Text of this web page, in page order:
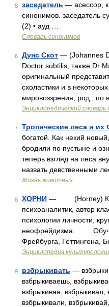
5 заседатель — асессор,
синонимов. заседатель
(2) • ауд …
Словарь синонимов
6 Дунс Скот — (Johannes
Doctor subtilis, также Dr
оригинальный
схоластики и в
мировоззрения, род., по
Энциклопедический
7 Тропические леса и их
богатой. Как некий
бродили по пустыне и
теперь взгляд на леса
назвать девственными
Жизнь животных
8 ХОРНИ — (Horney)
психоаналитик, автор
психологии личности,
неофрейдизма.
Фрейбурга, Геттингена,
Энциклопедия
9 взбрыкивать —
взбрыкиваешь,
взбрыкивая, взбрыкивал,
взбрыкивали,